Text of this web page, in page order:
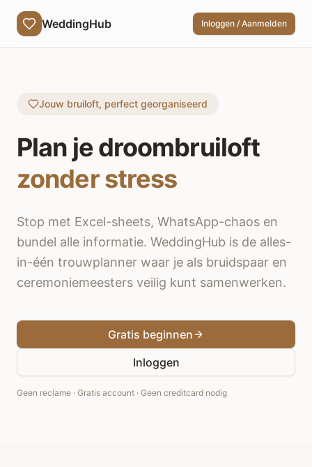
WeddingHub Inloggen / Aanmelden
Jouw bruiloft, perfect georganiseerd
Plan je droombruiloft
zonder stress
Stop met Excel-sheets, WhatsApp-chaos en
bundel alle informatie. WeddingHub is de alles-
in-één trouwplanner waar je als bruidspaar en
ceremoniemeesters veilig kunt samenwerken.
Gratis beginnen
Inloggen
Geen reclame · Gratis account · Geen creditcard nodig